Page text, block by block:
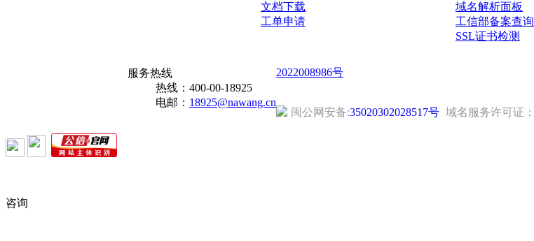
文档下载
工单申请
域名解析面板
工信部备案查询
SSL证书检测
服务热线
热线： 400-00-18925
电邮： 18925@nawang.cn
2022008986号
闽公网安备:35020302028517号 域名服务许可证：
咨询